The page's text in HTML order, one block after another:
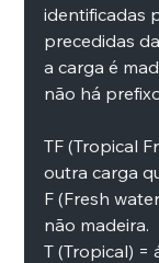
identificadas
precedidas
a carga é
não há
TF (Tropical
outra carga
F (Fresh
não madeira.
T (Tropical) =